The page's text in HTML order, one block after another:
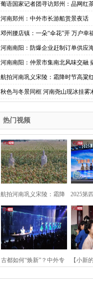
葡语国家记者团寻访郑州：品网红
河南郑州：中外市长游船赏景夜话
邓州腰店镇：一朵“伞花”开 万户幸
河南南阳：防爆企业赶制订单供应
河南南阳：仲景市集南北风味交融
航拍河南巩义宋陵：霜降时节高粱
秋色与冬景同框 河南尧山现冰挂雾
热门视频
航拍河南巩义宋陵：霜降
时节高粱红
2025第
会在
古都如何“焕新”？中外专 【小新